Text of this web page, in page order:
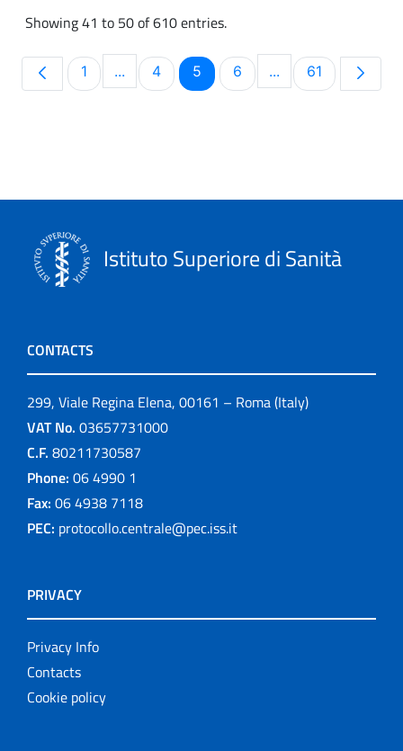
Showing 41 to 50 of 610 entries.
Page
1 ...Intermediate Pages Use TAB to navigate.
Page
4 Page
5 Page
6 ...Intermediate
Page
61
Istituto Superiore di Sanità
CONTACTS
299, Viale Regina Elena, 00161 – Roma (Italy)
VAT No. 03657731000
C.F. 80211730587
Phone: 06 4990 1
Fax: 06 4938 7118
PEC: protocollo.centrale@pec.iss.it
PRIVACY
Privacy Info
Contacts
Cookie policy